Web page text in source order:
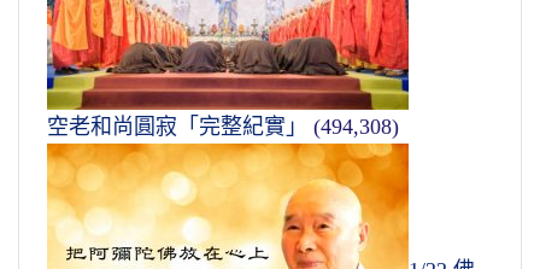
空老和尚圓寂「完整紀實」 (494,308)